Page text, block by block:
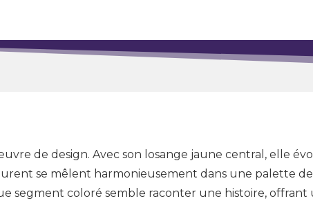
de design. Avec son losange jaune central, elle
se mêlent harmonieusement dans une palette
segment coloré semble raconter une histoire,